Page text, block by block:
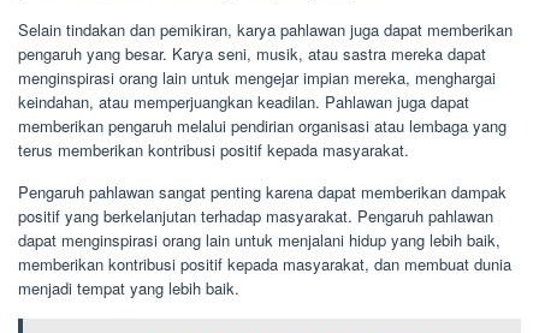
Selain tindakan dan pemikiran, karya pahlawan juga dapat memberikan
pengaruh yang besar. Karya seni, musik, atau sastra mereka dapat
menginspirasi orang lain untuk mengejar impian mereka, menghargai
keindahan, atau memperjuangkan keadilan. Pahlawan juga dapat
memberikan pengaruh melalui pendirian organisasi atau lembaga yang
terus memberikan kontribusi positif kepada masyarakat.
Pengaruh pahlawan sangat penting karena dapat memberikan dampak
positif yang berkelanjutan terhadap masyarakat. Pengaruh pahlawan
dapat menginspirasi orang lain untuk menjalani hidup yang lebih baik,
memberikan kontribusi positif kepada masyarakat, dan membuat dunia
menjadi tempat yang lebih baik.